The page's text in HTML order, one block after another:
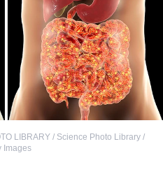
LIBRARY / Science Photo Library /
Images